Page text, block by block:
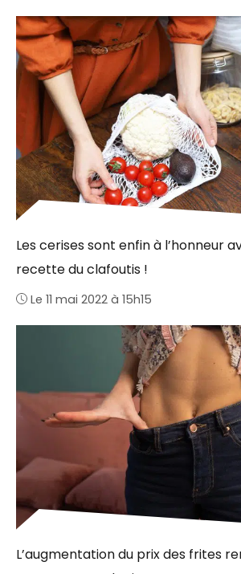
Les cerises sont enfin à l’honneur
recette du clafoutis !
Le 11 mai 2022 à 15h15
L’augmentation du prix des frites